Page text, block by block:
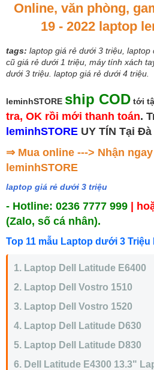
Online, văn phòng,
19 - 2022 laptop
tags: laptop giá rẻ dưới 3 triệu,
cũ giá rẻ dưới 1 triệu, máy tính xách
dưới 3 triệu. laptop giá rẻ dưới 4 triệu.
leminhSTORE ship COD tới
tra, OK rồi mới thanh toán.
leminhSTORE UY TÍN Tại
⇒ Mua online ---> Nhận
leminhSTORE
laptop giá rẻ dưới 3 triệu
- Hotline: 0236 7777 999 |
(Zalo, số cá nhân).
Top 11 mẫu Laptop dưới 3 Triệu
1. Laptop Dell Latitude E6400
2. Laptop Dell Vostro 1510
3. Laptop Dell Vostro 1520
4. Laptop Dell Latitude D630
5. Laptop Dell Latitude D830
6. Dell Latitude E4300 13.3"